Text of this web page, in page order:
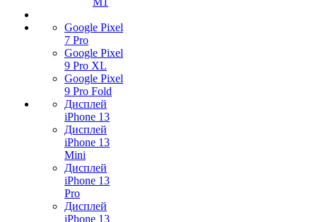
Google Pixel
7 Pro
Google Pixel
9 Pro XL
Google Pixel
9 Pro Fold
Дисплей
iPhone 13
Дисплей
iPhone 13
Mini
Дисплей
iPhone 13
Pro
Дисплей
iPhone 13